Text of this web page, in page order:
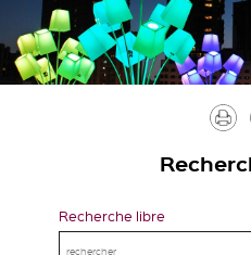
Recherche libre